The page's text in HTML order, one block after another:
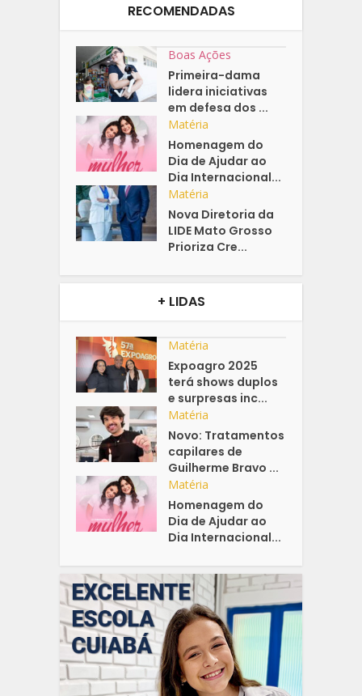
RECOMENDADAS
Boas Ações
Primeira-dama
lidera iniciativas
em defesa dos ...
Matéria
Homenagem do
Dia de Ajudar ao
Dia Internacional...
Matéria
Nova Diretoria da
LIDE Mato Grosso
Prioriza Cre...
+ LIDAS
Matéria
Expoagro 2025
terá shows duplos
e surpresas inc...
Matéria
Novo: Tratamentos
capilares de
Guilherme Bravo ...
Matéria
Homenagem do
Dia de Ajudar ao
Dia Internacional...